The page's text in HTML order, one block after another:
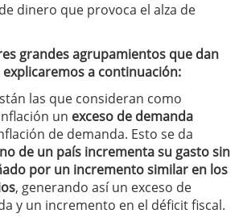
dinero que provoca el alza de
grandes agrupamientos que dan
a continuación:
las que consideran como
un exceso de demanda
de demanda. Esto se da
de un país incrementa su gasto sin
por un incremento similar en los
, generando así un exceso de
y un incremento en el déficit fiscal.